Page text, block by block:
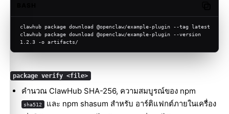
clawhub package download @openclaw/example-plugin --tag latest
clawhub package download @openclaw/example-plugin --version
1.2.3 -o artifacts/
package verify <file>
คำนวณ ClawHub SHA-256, ความสมบูรณ์ของ npm
sha512
และ npm shasum สำหรับ อาร์ติแฟกต์ภายในเครื่อง